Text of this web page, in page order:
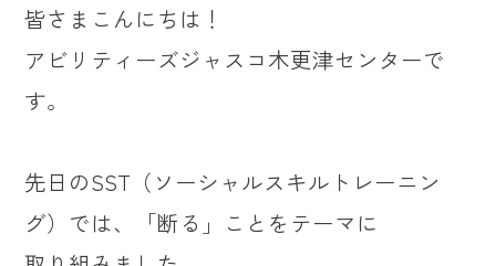
皆さまこんにちは！
アビリティーズジャスコ木更津センターで
す。
先日のSST（ソーシャルスキルトレーニン
グ）では、「断る」ことをテーマに